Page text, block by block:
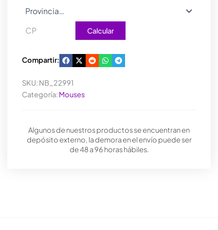
Calcular
Compartir:
SKU: NB_22991
Categoría: Mouses
Algunos de nuestros productos se encuentran en
depósito externo, la demora en el envío puede ser
de 48 a 96 horas hábiles.